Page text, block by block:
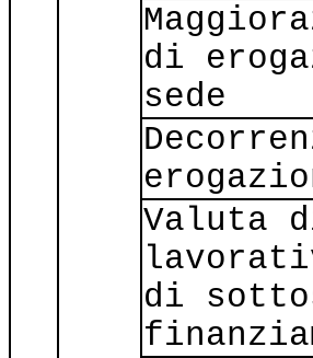
di
sede
Valuta
di